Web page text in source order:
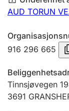
Innsending
Tinglysing
Jeger
Betaling og
AUD TORUN
916 296 665
Tinnsjøvegen
3691